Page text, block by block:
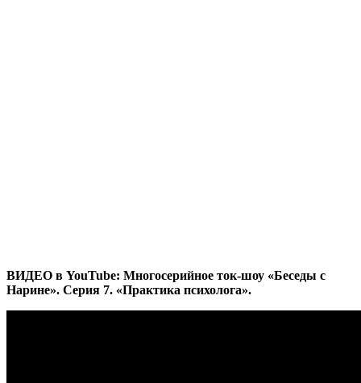
ВИДЕО в YouTube: Многосерийное ток-шоу «Беседы с
Нарине». Серия 7. «Практика психолога».